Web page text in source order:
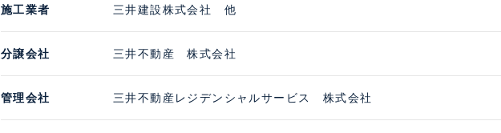
施工業者 三井建設株式会社 他
分譲会社 三井不動産 株式会社
管理会社 三井不動産レジデンシャルサービス 株式会社